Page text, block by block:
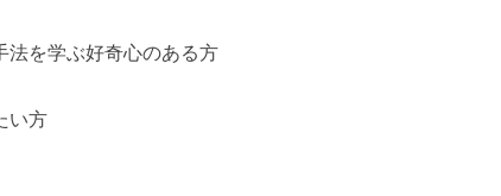
法を学ぶ好奇心のある方
い方